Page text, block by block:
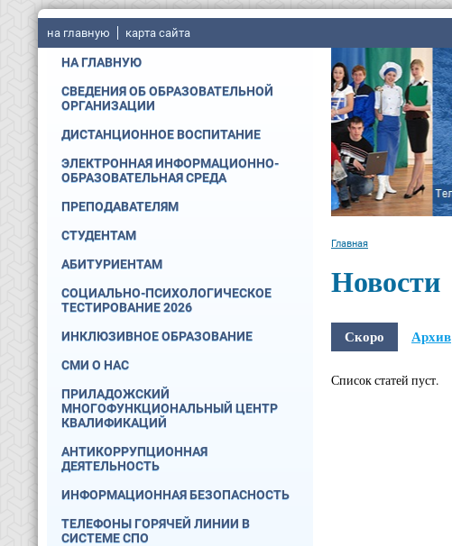
на главную карта сайта
НА ГЛАВНУЮ
СВЕДЕНИЯ ОБ ОБРАЗОВАТЕЛЬНОЙ
ОРГАНИЗАЦИИ
ДИСТАНЦИОННОЕ ВОСПИТАНИЕ
ЭЛЕКТРОННАЯ ИНФОРМАЦИОННО-
ОБРАЗОВАТЕЛЬНАЯ СРЕДА
ПРЕПОДАВАТЕЛЯМ
СТУДЕНТАМ
АБИТУРИЕНТАМ
СОЦИАЛЬНО-ПСИХОЛОГИЧЕСКОЕ
ТЕСТИРОВАНИЕ 2026
ИНКЛЮЗИВНОЕ ОБРАЗОВАНИЕ
СМИ О НАС
ПРИЛАДОЖСКИЙ
МНОГОФУНКЦИОНАЛЬНЫЙ ЦЕНТР
КВАЛИФИКАЦИЙ
АНТИКОРРУПЦИОННАЯ
ДЕЯТЕЛЬНОСТЬ
ИНФОРМАЦИОННАЯ БЕЗОПАСНОСТЬ
ТЕЛЕФОНЫ ГОРЯЧЕЙ ЛИНИИ В
СИСТЕМЕ СПО
Главная
Новости
Скоро Архив
Список статей пуст.